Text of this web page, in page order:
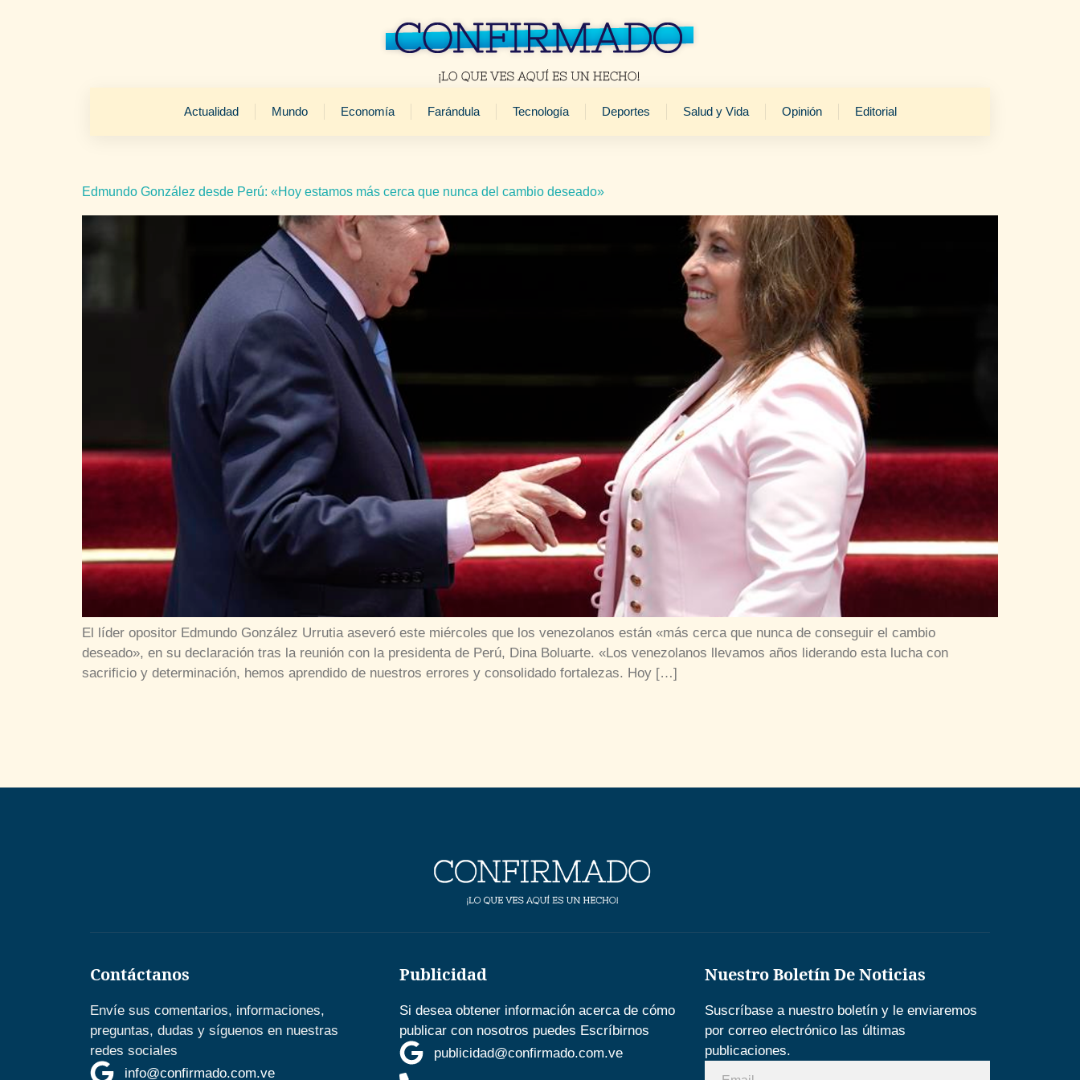
Actualidad Mundo Economía Farándula Tecnología Deportes Salud y Vida Opinión Editorial
Edmundo González desde Perú: «Hoy estamos más cerca que nunca del cambio deseado»
El líder opositor Edmundo González Urrutia aseveró este miércoles que los venezolanos están «más cerca que nunca de conseguir el cambio
deseado», en su declaración tras la reunión con la presidenta de Perú, Dina Boluarte. «Los venezolanos llevamos años liderando esta lucha con
sacrificio y determinación, hemos aprendido de nuestros errores y consolidado fortalezas. Hoy […]
Contáctanos
Envíe sus comentarios, informaciones,
preguntas, dudas y síguenos en nuestras
redes sociales
info@confirmado.com.ve
Publicidad
Si desea obtener información acerca de cómo
publicar con nosotros puedes Escríbirnos
publicidad@confirmado.com.ve
Nuestro Boletín De Noticias
Suscríbase a nuestro boletín y le enviaremos
por correo electrónico las últimas
publicaciones.